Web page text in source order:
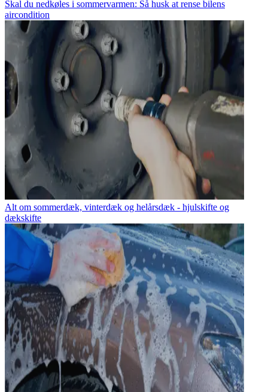
Skal du nedkøles i sommervarmen: Så husk at rense bilens
aircondition
Alt om sommerdæk, vinterdæk og helårsdæk - hjulskifte og
dækskifte